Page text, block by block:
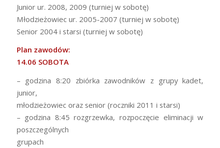
Junior ur. 2008, 2009 (turniej w sobotę)
Młodzieżowiec ur. 2005-2007 (turniej w sobotę)
Senior 2004 i starsi (turniej w sobotę)
Plan zawodów:
14.06 SOBOTA
– godzina 8:20 zbiórka zawodników z grupy kadet,
junior,
młodzieżowiec oraz senior (roczniki 2011 i starsi)
– godzina 8:45 rozgrzewka, rozpoczęcie eliminacji w
poszczególnych
grupach